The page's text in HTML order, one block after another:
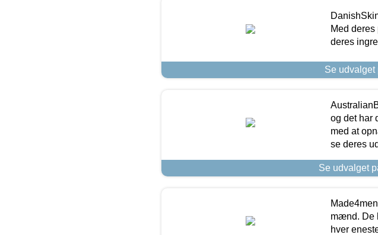
Med
deres
Se
og det har
med at
se deres
Se udvalget
mænd. De
hver